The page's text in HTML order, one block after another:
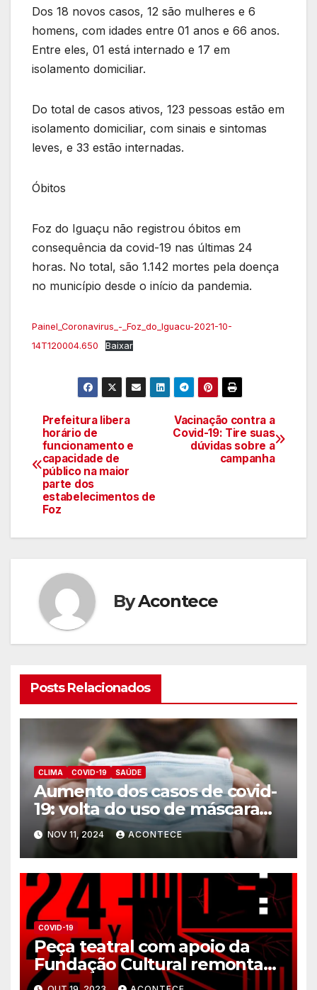
Dos 18 novos casos, 12 são mulheres e 6
homens, com idades entre 01 anos e 66 anos.
Entre eles, 01 está internado e 17 em
isolamento domiciliar.
Do total de casos ativos, 123 pessoas estão em
isolamento domiciliar, com sinais e sintomas
leves, e 33 estão internadas.
Óbitos
Foz do Iguaçu não registrou óbitos em
consequência da covid-19 nas últimas 24
horas. No total, são 1.142 mortes pela doença
no município desde o início da pandemia.
Painel_Coronavirus_-_Foz_do_Iguacu-2021-10-
14T120004.650
Baixar
Navegação
de
artigos
Vacinação contra a
Covid-19: Tire suas
dúvidas sobre a
campanha
Prefeitura libera
horário de
funcionamento e
capacidade de
público na maior
parte dos
estabelecimentos de
Foz
ByAcontece
Posts Relacionados
CLIMA COVID-19 SAÚDE
Aumento dos casos de covid-
19: volta do uso de máscara
está no radar do Brasil?
NOV 11, 2024 ACONTECE
COVID-19
Peça teatral com apoio da
Fundação Cultural remonta
experiências coletivas da